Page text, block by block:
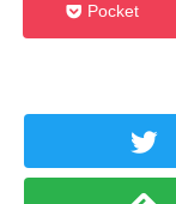
Pocket